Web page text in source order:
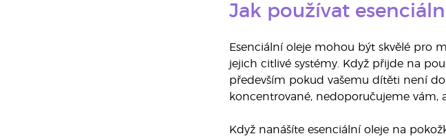
Jak používat
Esenciální oleje mohou být skvělé pro
jejich citlivé systémy. Když přijde na
především pokud vašemu dítěti není
koncentrované, nedoporučujeme vám,
Když nanášíte esenciální oleje na